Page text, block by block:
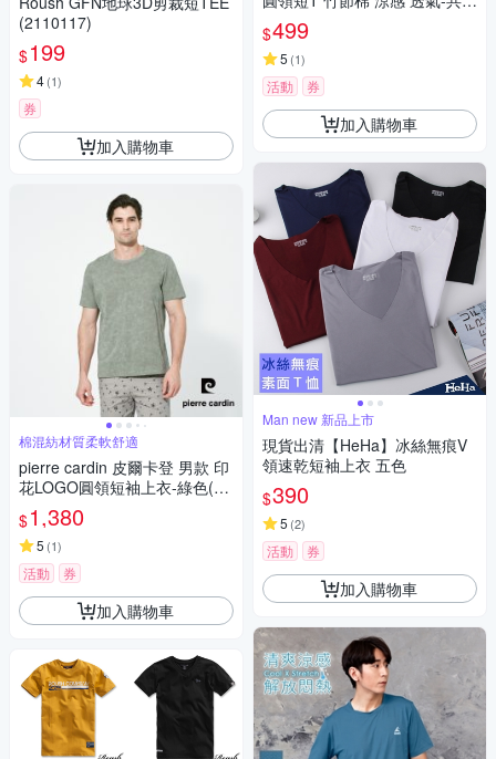
(2110117)
$199
4(1)
券
加入購物車
棉混紡材質柔軟舒適
pierre cardin 皮爾卡登 男款 印
花LOGO圓領短袖上衣-綠色(52
57280-48)
$1,380
5 (1)
活動 券
加入購物車
$499
5 (1)
活動 券
加入購物車
Man new 新品上市
現貨出清【HeHa】冰絲無痕V
領速乾短袖上衣 五色
$390
5 (2)
活動 券
加入購物車